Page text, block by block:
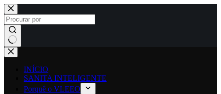
INÍCIO
SANITA INTELIGENTE
Porquê o VLEEO